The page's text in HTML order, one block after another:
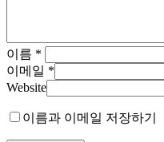
이름 *
이메일 *
Website
이름과 이메일 저장하기